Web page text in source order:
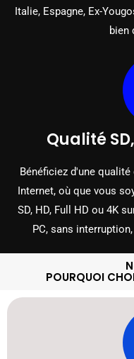
Italie, Espagne, Ex-
bien
Qualité
Bénéficiez d'une
Internet, où que vous
SD, HD, Full HD ou 4K
PC, sans
POURQUOI